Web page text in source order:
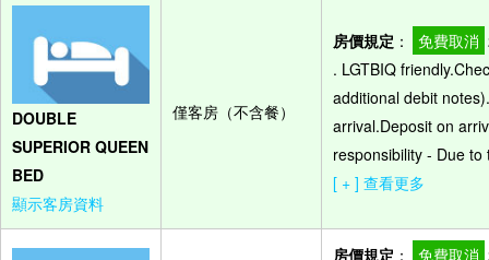
DOUBLE
SUPERIOR QUEEN
BED
顯示客房資料
僅客房（不含餐）
房價規定 ： 免費取消
. LGTBIQ
additional debit
arrival.Deposit on
responsibility - Due
[ + ] 查看更多
房價規定 ： 免費取消